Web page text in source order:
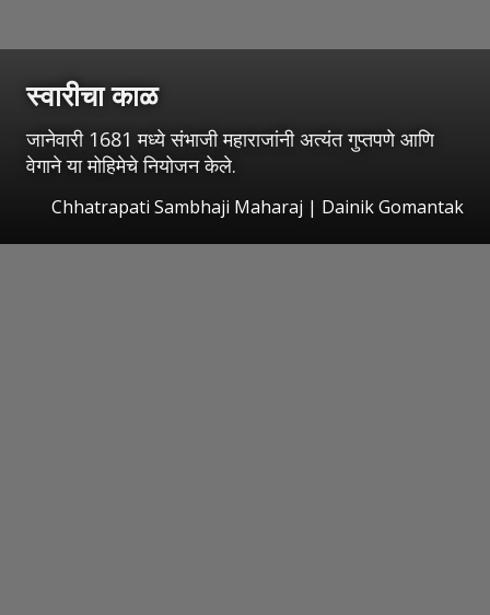
स्वारीचा काळ
जानेवारी 1681 मध्ये संभाजी महाराजांनी अत्यंत गुप्तपणे आणि
वेगाने या मोहिमेचे नियोजन केले.
Chhatrapati Sambhaji Maharaj | Dainik Gomantak